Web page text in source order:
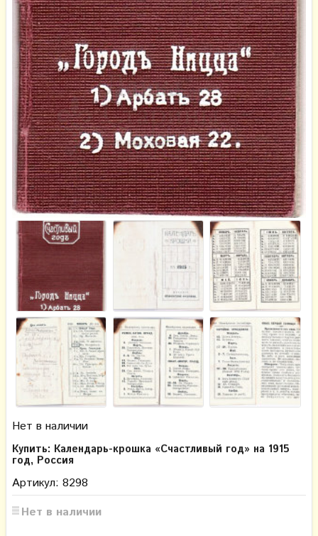
Нет в наличии
Купить: Календарь-крошка «Счастливый год» на 1915
год, Россия
Артикул: 8298
Нет в наличии